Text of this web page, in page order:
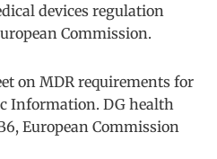
devices regulation
Commission.
on MDR requirements for
Information. DG health
European Commission